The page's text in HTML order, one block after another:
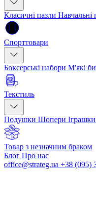
Класичні пазли Навчальні
Спорттовари
Боксерські набори М'які
Текстиль
Подушки Шопери
Товар з незначним браком
Блог Про нас
office@strateg.ua +38 (095)